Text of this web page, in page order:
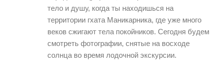
тело и душу, когда ты находишься на
территории гхата Маникарника, где уже много
веков сжигают тела покойников. Сегодня будем
смотреть фотографии, снятые на восходе
солнца во время лодочной экскурсии.